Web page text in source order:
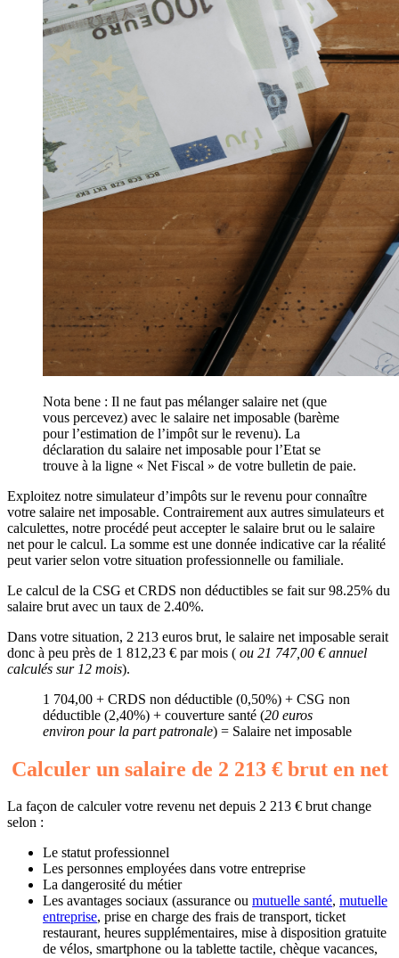
Nota bene : Il ne faut pas mélanger salaire net (que
vous percevez) avec le salaire net imposable (barème
pour l’estimation de l’impôt sur le revenu). La
déclaration du salaire net imposable pour l’Etat se
trouve à la ligne « Net Fiscal » de votre bulletin de paie.
Exploitez notre simulateur d’impôts sur le revenu pour connaître
votre salaire net imposable. Contrairement aux autres simulateurs et
calculettes, notre procédé peut accepter le salaire brut ou le salaire
net pour le calcul. La somme est une donnée indicative car la réalité
peut varier selon votre situation professionnelle ou familiale.
Le calcul de la CSG et CRDS non déductibles se fait sur 98.25% du
salaire brut avec un taux de 2.40%.
Dans votre situation, 2 213 euros brut, le salaire net imposable serait
donc à peu près de 1 812,23 € par mois ( ou 21 747,00 € annuel
calculés sur 12 mois).
1 704,00 + CRDS non déductible (0,50%) + CSG non
déductible (2,40%) + couverture santé (20 euros
environ pour la part patronale) = Salaire net imposable
Calculer un salaire de 2 213 € brut en net
La façon de calculer votre revenu net depuis 2 213 € brut change
selon :
Le statut professionnel
Les personnes employées dans votre entreprise
La dangerosité du métier
Les avantages sociaux (assurance ou mutuelle santé, mutuelle
entreprise, prise en charge des frais de transport, ticket
restaurant, heures supplémentaires, mise à disposition gratuite
de vélos, smartphone ou la tablette tactile, chèque vacances,